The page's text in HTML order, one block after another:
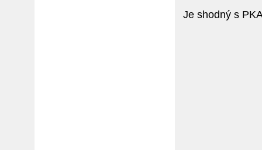
Je shodný s